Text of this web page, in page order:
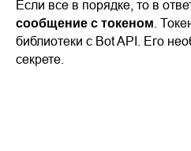
Если все в порядке, то в
сообщение с токеном .
библиотеки с Bot API. Его
секрете.